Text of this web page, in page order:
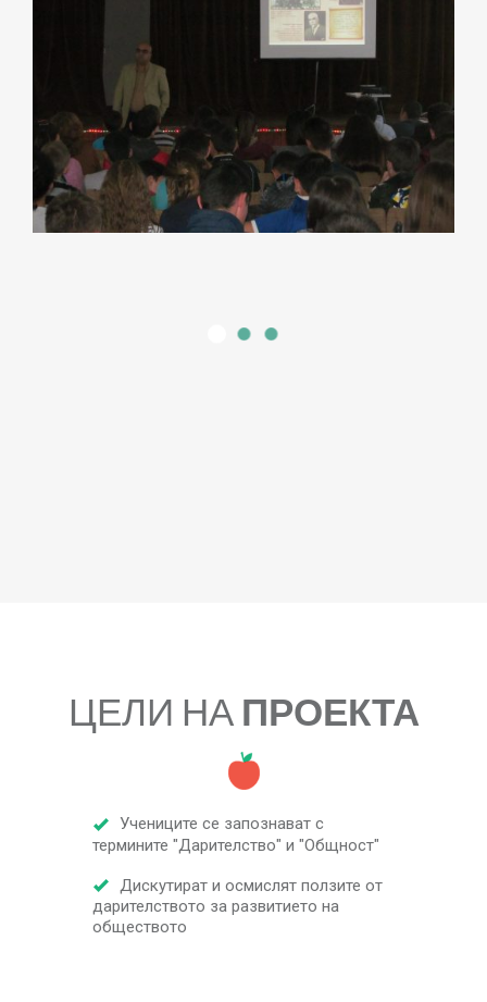
ЦЕЛИ НА ПРОЕКТА
Учениците се запознават с
термините "Дарителство" и "Общност"
Дискутират и осмислят ползите от
дарителството за развитието на
обществото